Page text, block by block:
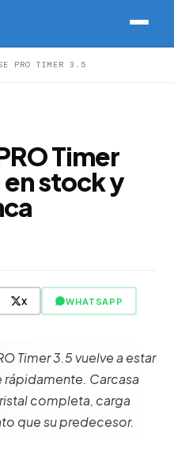
PRO TIMER 3.5
Timer
stock y
X WHATSAPP
Timer 3.5 vuelve a estar
Carcasa
completa, carga
que su predecesor.